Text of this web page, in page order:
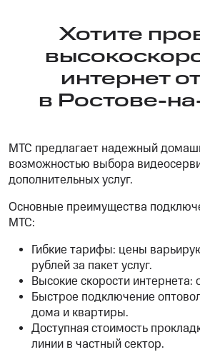
Хотите
интернет
в Ростове-
МТС предлагает надежный
возможностью выбора
дополнительных услуг.
Основные преимущества
МТС:
Гибкие тарифы: цены
рублей за пакет услуг.
Высокие скорости интернета:
Быстрое подключение
дома и квартиры.
Доступная стоимость
линии в частный сектор.